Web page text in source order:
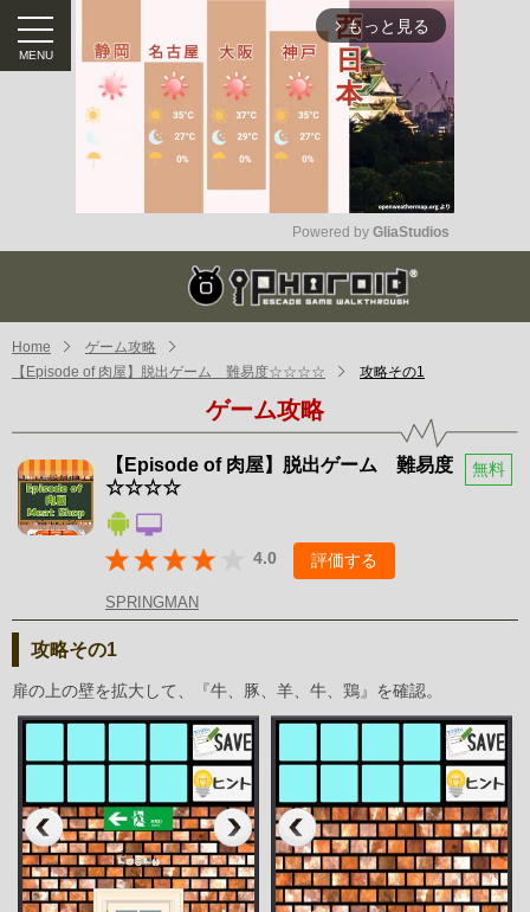
arrow_forward_ios もっと見る
Mute
Powered by GliaStudios
Home
ゲーム攻略
【Episode of 肉屋】脱出ゲーム 難易度☆☆☆☆
攻略その1
ゲーム攻略
【Episode of 肉屋】脱出ゲーム 難易度
☆☆☆☆
無料
4.0 評価する
SPRINGMAN
攻略その1
扉の上の壁を拡大して、『牛、豚、羊、牛、鶏』を確認。